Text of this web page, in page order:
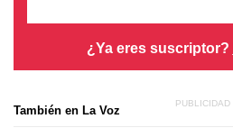
¿Ya eres suscriptor?
También en La Voz